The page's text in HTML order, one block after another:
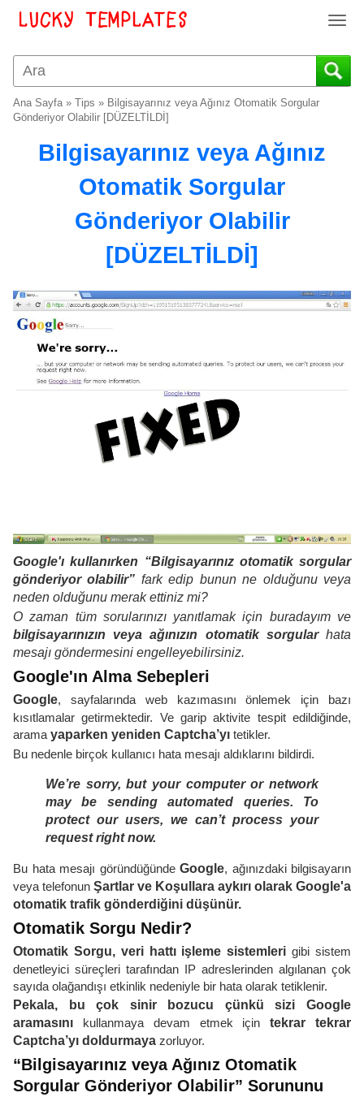
T
g
g
n
Ana Sayfa» Tips » Bilgisayarınız veya Ağınız Otomatik Sorgular
Gönderiyor Olabilir [DÜZELTİLDİ]
Bilgisayarınız veya Ağınız
Otomatik Sorgular
Gönderiyor Olabilir
[DÜZELTİLDİ]
Google'ı kullanırken “Bilgisayarınız otomatik sorgular
gönderiyor olabilir” fark edip bunun ne olduğunu veya
neden olduğunu merak ettiniz mi?
O zaman tüm sorularınızı yanıtlamak için buradayım ve
bilgisayarınızın veya ağınızın otomatik sorgularhata
mesajı göndermesini engelleyebilirsiniz.
Google'ın Alma Sebepleri
Google, sayfalarında web kazımasını önlemek için bazı
kısıtlamalar getirmektedir. Ve garip aktivite tespit edildiğinde,
arama yaparken yeniden Captcha’yı tetikler.
Bu nedenle birçok kullanıcı hata mesajı aldıklarını bildirdi.
We’re sorry, but your computer or network
may be sending automated queries. To
protect our users, we can’t process your
request right now.
Bu hata mesajı göründüğünde Google, ağınızdaki bilgisayarın
veya telefonun Şartlar ve Koşullara aykırı olarak Google'a
otomatik trafik gönderdiğini düşünür.
Otomatik Sorgu Nedir?
Otomatik Sorgu, veri hattı işleme sistemleri gibi sistem
denetleyici süreçleri tarafından IP adreslerinden algılanan çok
sayıda olağandışı etkinlik nedeniyle bir hata olarak tetiklenir.
Pekala, bu çok sinir bozucu çünkü sizi Google
aramasını kullanmaya devam etmek içintekrar tekrar
Captcha’yı doldurmaya zorluyor.
“Bilgisayarınız veya Ağınız Otomatik
Sorgular Gönderiyor Olabilir” Sorununu